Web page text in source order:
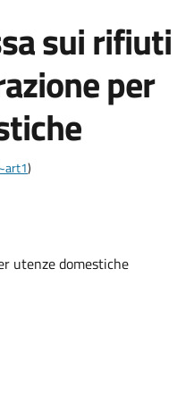
sui rifiuti
per
)
utenze domestiche